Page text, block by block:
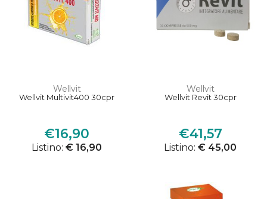
Wellvit
Wellvit Multivit400 30cpr
€16,90
Listino: € 16,90
Wellvit
Wellvit Revit 30cpr
€41,57
Listino: € 45,00